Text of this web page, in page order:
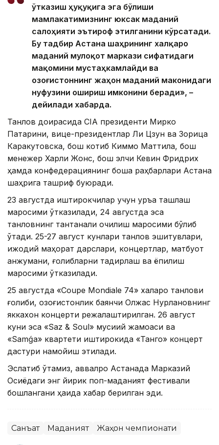
ўтказиш ҳуқуқига эга бўлиши
мамлакатимизнинг юксак маданий
салоҳияти эътироф этилганини кўрсатади.
Бу тадбир Астана шаҳрининг халқаро
маданий мулоқот маркази сифатидаги
мақомини мустаҳкамлайди ва
Қозоғистоннинг жаҳон маданий маконидаги
нуфузини ошириш имконини беради», –
дейилади хабарда.
Танлов доирасида CIA президенти Мирко
Патарини, вице-президентлар Ли Цзун ва Зорица
Каракутовска, бош котиб Киммо Маттила, бош
менежер Харли Жонс, бош элчи Кевин Фридрих
ҳамда конфедерациянинг бошқа раҳбарлари Астана
шаҳрига ташриф буюради.
23 августда иштирокчилар учун қуръа ташлаш
маросими ўтказилади, 24 августда эса
танловнинг тантанали очилиш маросими бўлиб
ўтади. 25-27 август кунлари танлов эшитувлари,
ижодий маҳорат дарслари, концертлар, матбуот
анжумани, ғолибларни тақдирлаш ва ёпилиш
маросими ўтказилади.
25 августда «Coupe Mondiale 74» халқаро танлови
ғолиби, қозоғистонлик баянчи Олжас Нурлановнинг
яккахон концерти режалаштирилган. 26 август
куни эса «Saz & Soul» мусиқий жамоаси ва
«Samǵa» квартети иштирокида «Танго» концерт
дастури намойиш этилади.
Эслатиб ўтамиз, аввалроқ Астанада Марказий
Осиёдаги энг йирик поп-маданият фестивали
бошлангани ҳақида хабар берилган эди.
Санъат Маданият Жаҳон чемпионати